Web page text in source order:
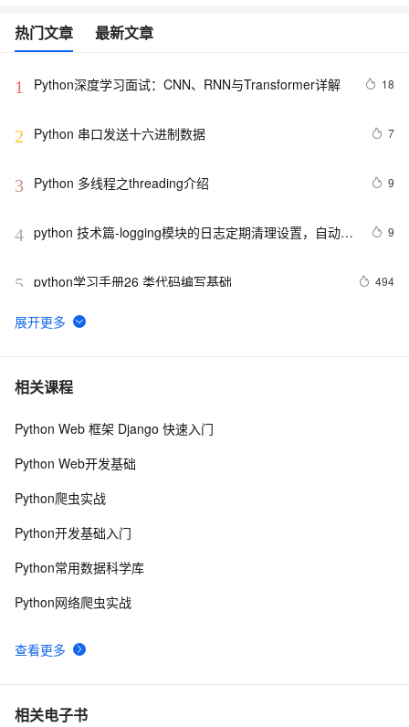
热门文章 最新文章
1 Python深度学习面试：CNN、RNN与Transformer详解 18
2 Python 串口发送十六进制数据 7
3 Python 多线程之threading介绍 9
4 python 技术篇-logging模块的日志定期清理设置，自动清
9
5 python学习手册26 类代码编写基础 494
6
AIGC革新，将文字或者LOGO融入AI视频基于PIKA-
7 Python继承及方法解析顺序（MRO）详解 | 示例与
8 python高阶函数和匿名函数
10Python：使用PyJWT实现JSON Web Tokens加密解密
相关课程
查看更多
Python Web 框架 Django 快速入门
Python Web开发基础
Python爬虫实战
Python开发基础入门
Python常用数据科学库
Python网络爬虫实战
相关电子书